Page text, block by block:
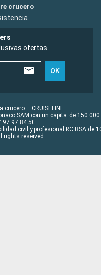
crucero
ofertas
OK
crucero – CRUISELINE
SAM con un capital de 150 000
97 97 84 50
civil y profesional RC RSA de
rights reserved